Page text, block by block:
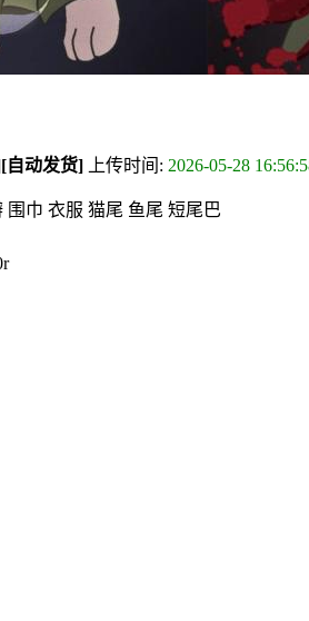
[自动发货] 上传时间: 2026-05-28
巾 衣服 猫尾 鱼尾 短尾巴